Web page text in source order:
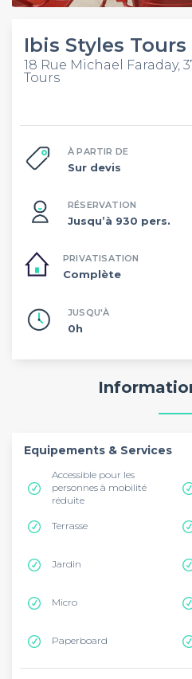
Ibis Styles Tours
18 Rue Michael Faraday,
Tours
À PARTIR DE
Sur devis
RÉSERVATION
Jusqu’à 930 pers.
PRIVATISATION
Complète
JUSQU'À
0h
Equipements & Services
Accessible pour les
personnes à mobilité
réduite
Terrasse
Jardin
Micro
Paperboard